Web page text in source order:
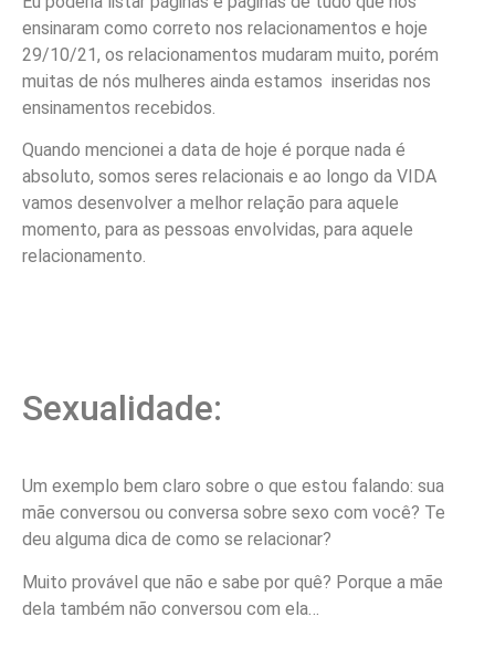
ensinaram como correto nos relacionamentos e hoje
29/10/21, os relacionamentos mudaram muito, porém
muitas de nós mulheres ainda estamos inseridas nos
ensinamentos recebidos.
Quando mencionei a data de hoje é porque nada é
absoluto, somos seres relacionais e ao longo da VIDA
vamos desenvolver a melhor relação para aquele
momento, para as pessoas envolvidas, para aquele
relacionamento.
Sexualidade:
Um exemplo bem claro sobre o que estou falando: sua
mãe conversou ou conversa sobre sexo com você? Te
deu alguma dica de como se relacionar?
Muito provável que não e sabe por quê? Porque a mãe
dela também não conversou com ela…